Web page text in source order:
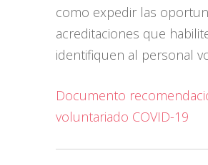
como expedir las
acreditaciones que
identifiquen al personal
Documento
voluntariado COVID-19